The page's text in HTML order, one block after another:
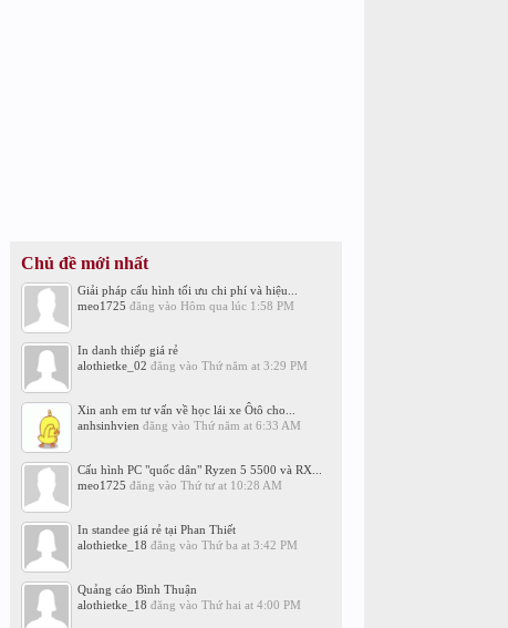
Chủ đề mới nhất
Giải pháp cấu hình tối ưu chi phí và hiệu...
meo1725 đăng vào Hôm qua lúc 1:58 PM
In danh thiếp giá rẻ
alothietke_02 đăng vào Thứ năm at 3:29 PM
Xin anh em tư vấn về học lái xe Ôtô cho...
anhsinhvien đăng vào Thứ năm at 6:33 AM
Cấu hình PC "quốc dân" Ryzen 5 5500 và RX...
meo1725 đăng vào Thứ tư at 10:28 AM
In standee giá rẻ tại Phan Thiết
alothietke_18 đăng vào Thứ ba at 3:42 PM
Quảng cáo Bình Thuận
alothietke_18 đăng vào Thứ hai at 4:00 PM